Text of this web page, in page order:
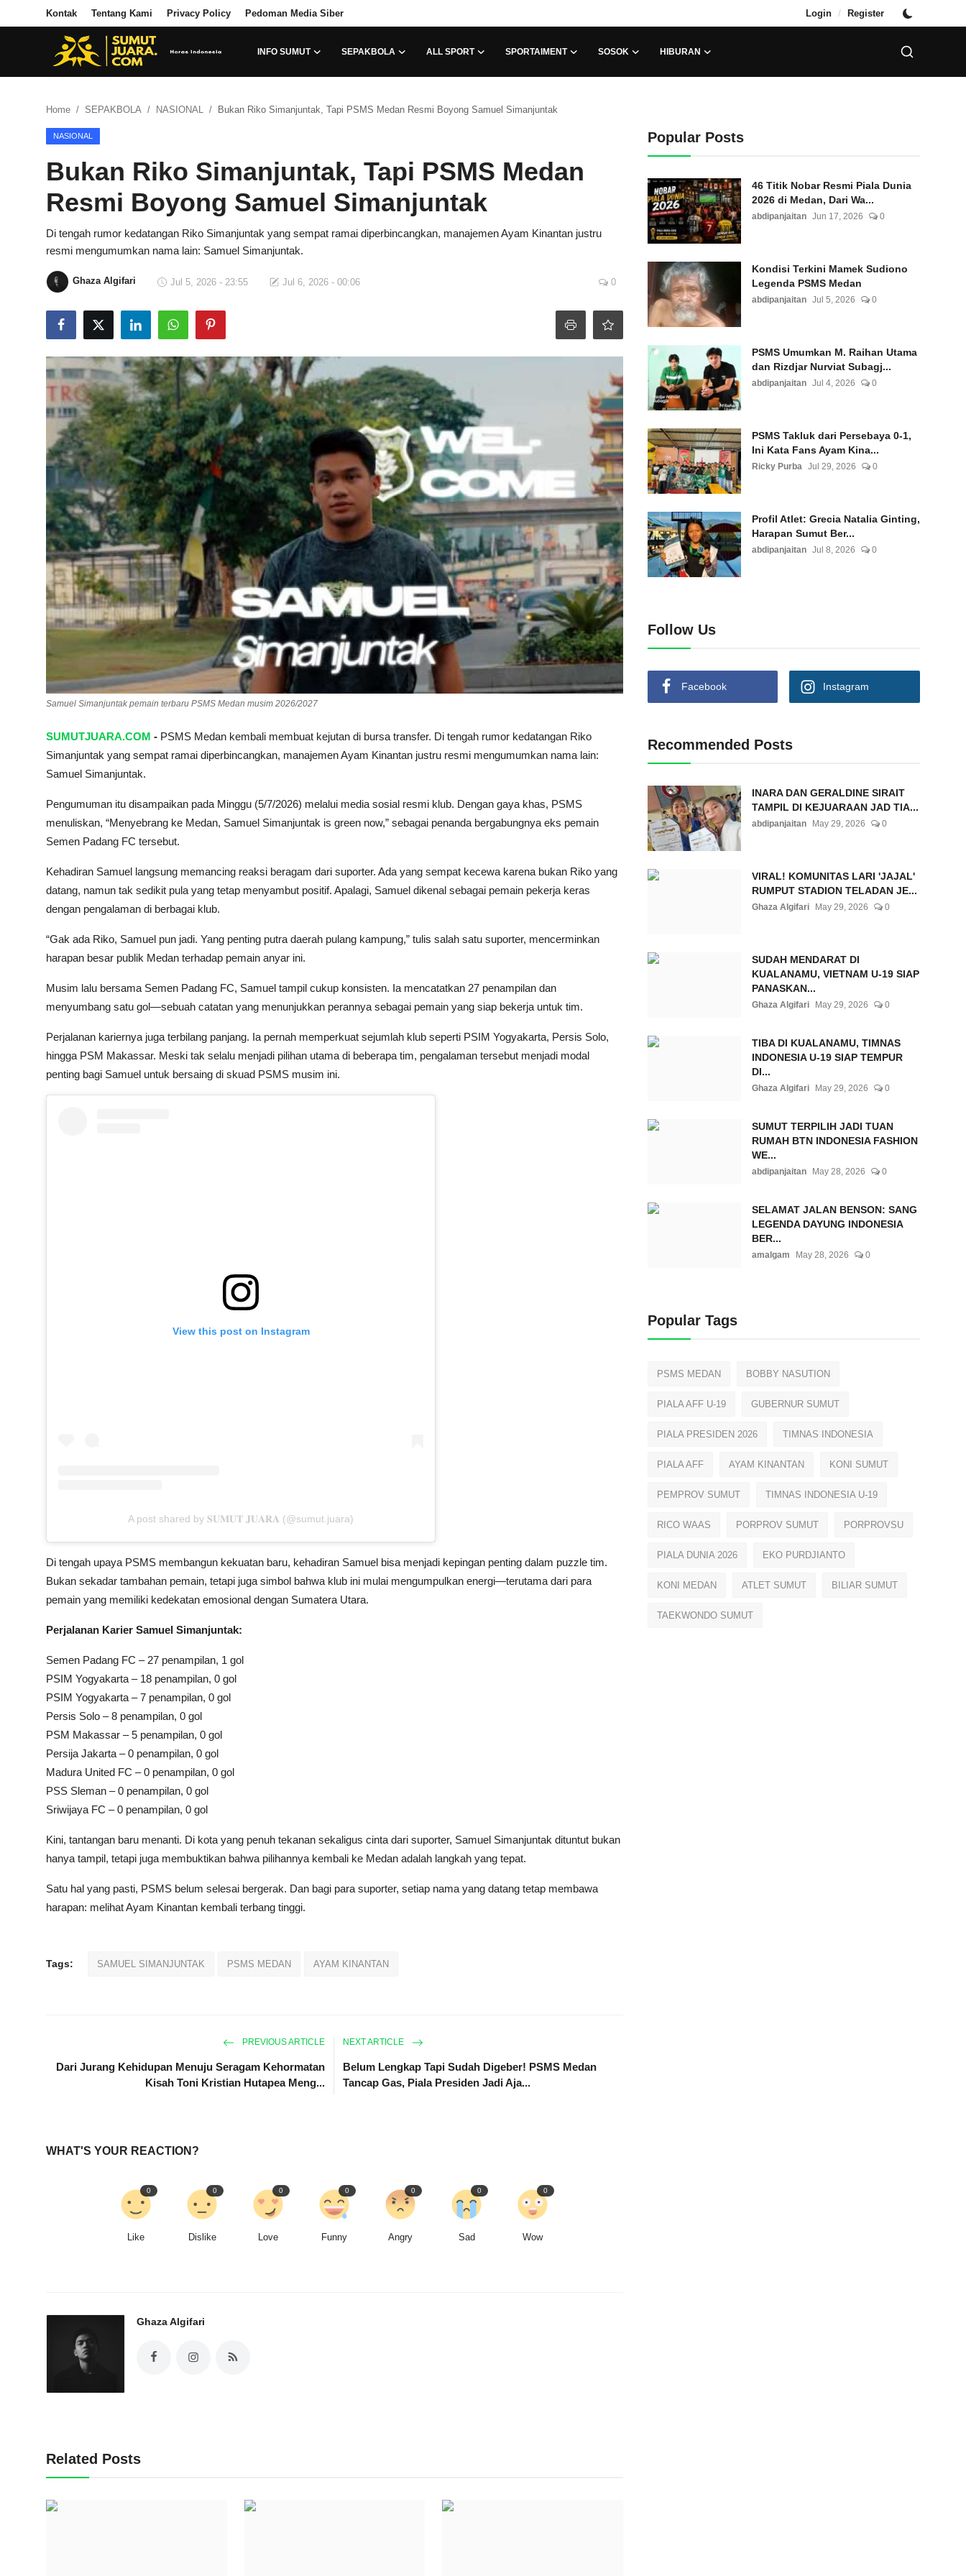
Kontak Tentang Kami Privacy Policy Pedoman Media Siber Login / Register
INFO SUMUT SEPAKBOLA ALL SPORT SPORTAIMENT SOSOK HIBURAN
Login Register
Privacy Policy
INFO SUMUT
Pedoman Media Siber
SPORTAIMENT
SOSOK
HIBURAN
Home SEPAKBOLA NASIONAL Bukan Riko Simanjuntak, Tapi PSMS Medan Resmi Boyong Samuel Simanjuntak
NASIONAL
Bukan Riko Simanjuntak, Tapi PSMS Medan
Resmi Boyong Samuel Simanjuntak
Di tengah rumor kedatangan Riko Simanjuntak yang sempat ramai diperbincangkan, manajemen Ayam Kinantan justru
resmi mengumumkan nama lain: Samuel Simanjuntak.
Ghaza Algifari Jul 5, 2026 - 23:55 Jul 6, 2026 - 00:06 0
Samuel Simanjuntak pemain terbaru PSMS Medan musim 2026/2027
SUMUTJUARA.COM - PSMS Medan kembali membuat kejutan di bursa transfer. Di tengah rumor kedatangan Riko
Simanjuntak yang sempat ramai diperbincangkan, manajemen Ayam Kinantan justru resmi mengumumkan nama lain:
Samuel Simanjuntak.
Pengumuman itu disampaikan pada Minggu (5/7/2026) melalui media sosial resmi klub. Dengan gaya khas, PSMS
menuliskan, “Menyebrang ke Medan, Samuel Simanjuntak is green now,” sebagai penanda bergabungnya eks pemain
Semen Padang FC tersebut.
Kehadiran Samuel langsung memancing reaksi beragam dari suporter. Ada yang sempat kecewa karena bukan Riko yang
datang, namun tak sedikit pula yang tetap menyambut positif. Apalagi, Samuel dikenal sebagai pemain pekerja keras
dengan pengalaman di berbagai klub.
“Gak ada Riko, Samuel pun jadi. Yang penting putra daerah pulang kampung,” tulis salah satu suporter, mencerminkan
harapan besar publik Medan terhadap pemain anyar ini.
Musim lalu bersama Semen Padang FC, Samuel tampil cukup konsisten. Ia mencatatkan 27 penampilan dan
menyumbang satu gol—sebuah catatan yang menunjukkan perannya sebagai pemain yang siap bekerja untuk tim.
Perjalanan kariernya juga terbilang panjang. Ia pernah memperkuat sejumlah klub seperti PSIM Yogyakarta, Persis Solo,
hingga PSM Makassar. Meski tak selalu menjadi pilihan utama di beberapa tim, pengalaman tersebut menjadi modal
penting bagi Samuel untuk bersaing di skuad PSMS musim ini.
View this post on Instagram
A post shared by 𝐒𝐔𝐌𝐔𝐓 𝐉𝐔𝐀𝐑𝐀 (@sumut.juara)
Di tengah upaya PSMS membangun kekuatan baru, kehadiran Samuel bisa menjadi kepingan penting dalam puzzle tim.
Bukan sekadar tambahan pemain, tetapi juga simbol bahwa klub ini mulai mengumpulkan energi—terutama dari para
pemain yang memiliki kedekatan emosional dengan Sumatera Utara.
Perjalanan Karier Samuel Simanjuntak:
Semen Padang FC – 27 penampilan, 1 gol
PSIM Yogyakarta – 18 penampilan, 0 gol
PSIM Yogyakarta – 7 penampilan, 0 gol
Persis Solo – 8 penampilan, 0 gol
PSM Makassar – 5 penampilan, 0 gol
Persija Jakarta – 0 penampilan, 0 gol
Madura United FC – 0 penampilan, 0 gol
PSS Sleman – 0 penampilan, 0 gol
Sriwijaya FC – 0 penampilan, 0 gol
Kini, tantangan baru menanti. Di kota yang penuh tekanan sekaligus cinta dari suporter, Samuel Simanjuntak dituntut bukan
hanya tampil, tetapi juga membuktikan bahwa pilihannya kembali ke Medan adalah langkah yang tepat.
Satu hal yang pasti, PSMS belum selesai bergerak. Dan bagi para suporter, setiap nama yang datang tetap membawa
harapan: melihat Ayam Kinantan kembali terbang tinggi.
Tags: SAMUEL SIMANJUNTAK PSMS MEDAN AYAM KINANTAN
PREVIOUS ARTICLE
Dari Jurang Kehidupan Menuju Seragam Kehormatan
Kisah Toni Kristian Hutapea Meng...
NEXT ARTICLE
Belum Lengkap Tapi Sudah Digeber! PSMS Medan
Tancap Gas, Piala Presiden Jadi Aja...
WHAT'S YOUR REACTION?
Like
0
Dislike
0
Love
0
Funny
0
Angry
0
Sad
0
Wow
0
Ghaza Algifari
Related Posts
Popular Posts
46 Titik Nobar Resmi Piala Dunia
2026 di Medan, Dari Wa...
abdipanjaitan Jun 17, 2026 0
Kondisi Terkini Mamek Sudiono
Legenda PSMS Medan
abdipanjaitan Jul 5, 2026 0
PSMS Umumkan M. Raihan Utama
dan Rizdjar Nurviat Subagj...
abdipanjaitan Jul 4, 2026 0
PSMS Takluk dari Persebaya 0-1,
Ini Kata Fans Ayam Kina...
Ricky Purba Jul 29, 2026 0
Profil Atlet: Grecia Natalia Ginting,
Harapan Sumut Ber...
abdipanjaitan Jul 8, 2026 0
Follow Us
Facebook Instagram
Recommended Posts
INARA DAN GERALDINE SIRAIT
TAMPIL DI KEJUARAAN JAD TIA...
abdipanjaitan May 29, 2026 0
VIRAL! KOMUNITAS LARI 'JAJAL'
RUMPUT STADION TELADAN JE...
Ghaza Algifari May 29, 2026 0
SUDAH MENDARAT DI
KUALANAMU, VIETNAM U-19 SIAP
PANASKAN...
Ghaza Algifari May 29, 2026 0
TIBA DI KUALANAMU, TIMNAS
INDONESIA U-19 SIAP TEMPUR
DI...
Ghaza Algifari May 29, 2026 0
SUMUT TERPILIH JADI TUAN
RUMAH BTN INDONESIA FASHION
WE...
abdipanjaitan May 28, 2026 0
SELAMAT JALAN BENSON: SANG
LEGENDA DAYUNG INDONESIA
BER...
amalgam May 28, 2026 0
Popular Tags
PSMS MEDAN BOBBY NASUTION
PIALA AFF U-19 GUBERNUR SUMUT
PIALA PRESIDEN 2026 TIMNAS INDONESIA
PIALA AFF AYAM KINANTAN KONI SUMUT
PEMPROV SUMUT TIMNAS INDONESIA U-19
RICO WAAS PORPROV SUMUT PORPROVSU
PIALA DUNIA 2026 EKO PURDJIANTO
KONI MEDAN ATLET SUMUT BILIAR SUMUT
TAEKWONDO SUMUT